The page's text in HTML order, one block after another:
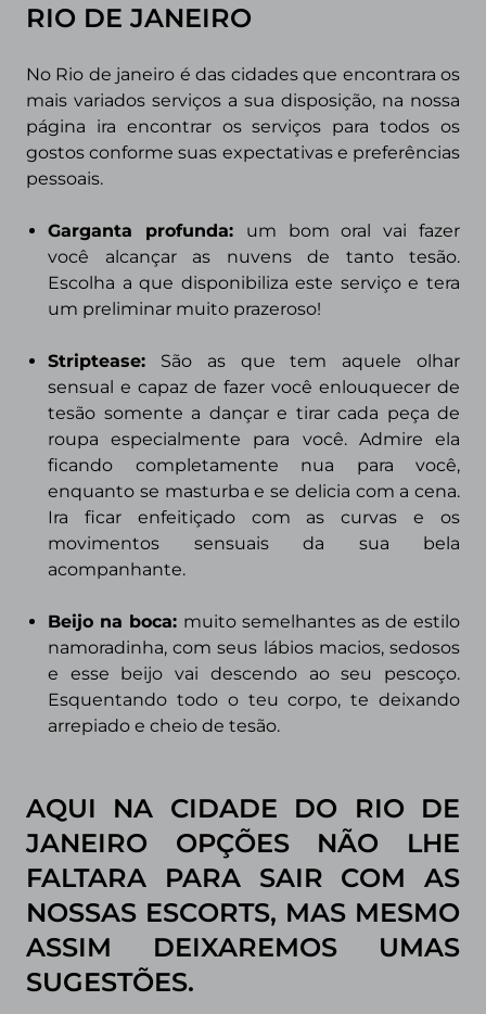
RIO DE JANEIRO
No Rio de janeiro é das cidades que encontrara os
mais variados serviços a sua disposição, na nossa
página ira encontrar os serviços para todos os
gostos conforme suas expectativas e preferências
pessoais.
Garganta profunda: um bom oral vai fazer
você alcançar as nuvens de tanto tesão.
Escolha a que disponibiliza este serviço e tera
um preliminar muito prazeroso!
Striptease: São as que tem aquele olhar
sensual e capaz de fazer você enlouquecer de
tesão somente a dançar e tirar cada peça de
roupa especialmente para você. Admire ela
ficando completamente nua para você,
enquanto se masturba e se delicia com a cena.
Ira ficar enfeitiçado com as curvas e os
movimentos sensuais da sua bela
acompanhante.
Beijo na boca: muito semelhantes as de estilo
namoradinha, com seus lábios macios, sedosos
e esse beijo vai descendo ao seu pescoço.
Esquentando todo o teu corpo, te deixando
arrepiado e cheio de tesão.
AQUI NA CIDADE DO RIO DE
JANEIRO OPÇÕES NÃO LHE
FALTARA PARA SAIR COM AS
NOSSAS ESCORTS, MAS MESMO
ASSIM DEIXAREMOS UMAS
SUGESTÕES.